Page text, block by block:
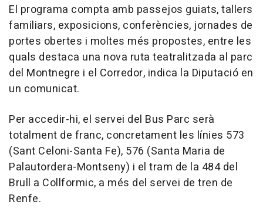
El programa compta amb passejos guiats, tallers
familiars, exposicions, conferències, jornades de
portes obertes i moltes més propostes, entre les
quals destaca una nova ruta teatralitzada al parc
del Montnegre i el Corredor, indica la Diputació en
un comunicat.
Per accedir-hi, el servei del Bus Parc serà
totalment de franc, concretament les línies 573
(Sant Celoni-Santa Fe), 576 (Santa Maria de
Palautordera-Montseny) i el tram de la 484 del
Brull a Collformic, a més del servei de tren de
Renfe.